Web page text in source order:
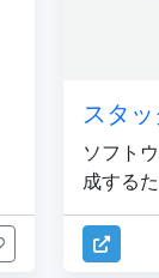
スタ
ソフト
成する